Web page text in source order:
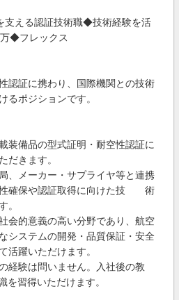
支える認証技術職◆技術経験を活
◆フレックス
認証に携わり、国際機関との技術
るポジションです。
装備品の型式証明・耐空性認証に
だきます。
、メーカー・サプライヤ等と連携
性確保や認証取得に向けた技 術
。
会的意義の高い分野であり、航空
システムの開発・品質保証・安全
活躍いただけます。
経験は問いません。入社後の教
を習得いただけます。